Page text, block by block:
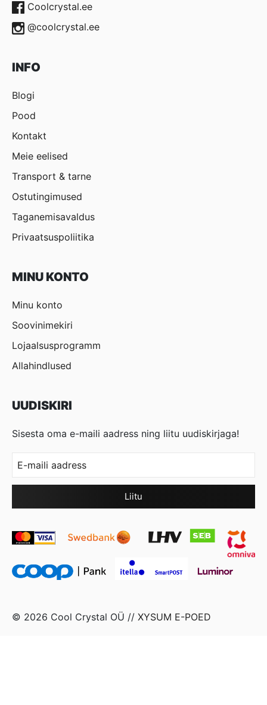
Coolcrystal.ee
@coolcrystal.ee
INFO
Blogi
Pood
Kontakt
Meie eelised
Transport & tarne
Ostutingimused
Taganemisavaldus
Privaatsuspoliitika
MINU KONTO
Minu konto
Soovinimekiri
Lojaalsusprogramm
Allahindlused
UUDISKIRI
Sisesta oma e-maili aadress ning liitu uudiskirjaga!
© 2026 Cool Crystal OÜ // XYSUM E-POED